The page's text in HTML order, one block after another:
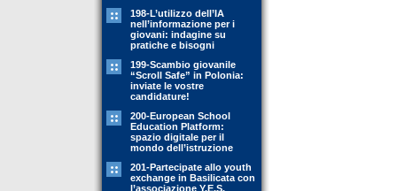
198-L’utilizzo dell’IA
nell’informazione per i
giovani: indagine su
pratiche e bisogni
199-Scambio giovanile
“Scroll Safe” in Polonia:
inviate le vostre
candidature!
200-European School
Education Platform:
spazio digitale per il
mondo dell’istruzione
201-Partecipate allo youth
exchange in Basilicata con
l’associazione Y.E.S.